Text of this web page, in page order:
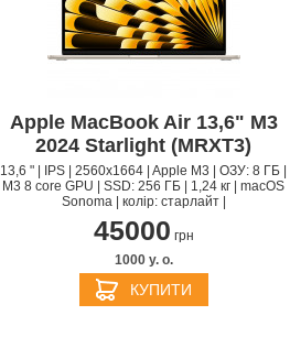
Apple MacBook Air 13,6" M3
2024 Starlight (MRXT3)
13,6 " | IPS | 2560x1664 | Apple M3 | ОЗУ: 8 ГБ |
M3 8 core GPU | SSD: 256 ГБ | 1,24 кг | macOS
Sonoma | колір: старлайт |
45000 грн
1000 y. о.
КУПИТИ